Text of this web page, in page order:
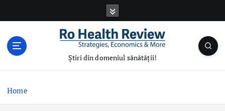
Știri din domeniul sănătății!
Home